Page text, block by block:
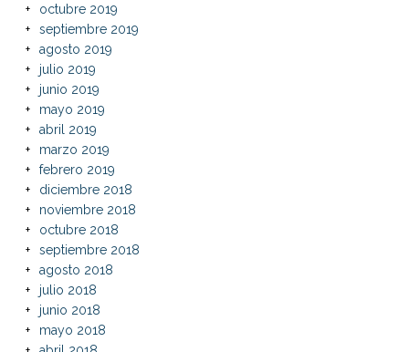
octubre 2019
septiembre 2019
agosto 2019
julio 2019
junio 2019
mayo 2019
abril 2019
marzo 2019
febrero 2019
diciembre 2018
noviembre 2018
octubre 2018
septiembre 2018
agosto 2018
julio 2018
junio 2018
mayo 2018